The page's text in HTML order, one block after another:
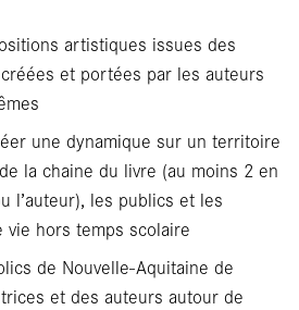
artistiques issues des
et portées par les auteurs
une dynamique sur un territoire
la chaine du livre (au moins 2 en
l’auteur), les publics et les
hors temps scolaire
de Nouvelle-Aquitaine de
et des auteurs autour de